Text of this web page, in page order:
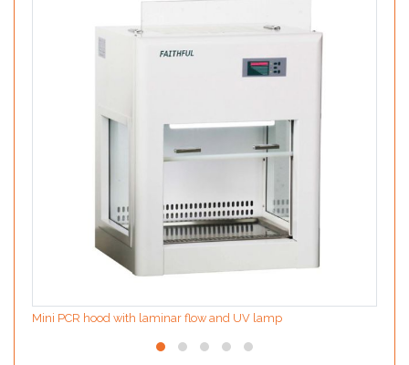
Mini PCR hood with laminar flow and UV lamp